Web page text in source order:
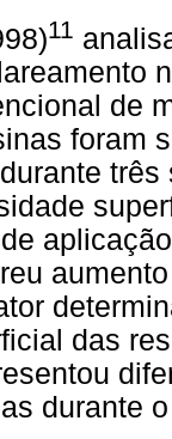
11
de
foram
das
durante